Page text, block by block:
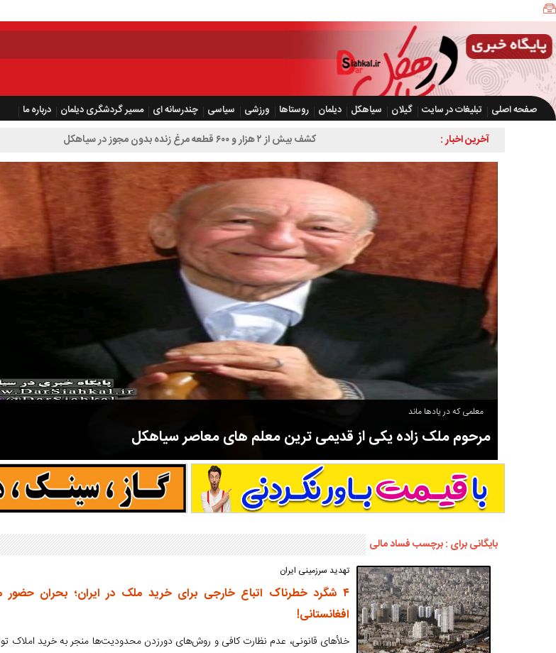
صفحه اصلی تبلیغات در سایت گیلان سیاهکل دیلمان روستاها ورزشی سیاسی چندرسانه ای مسیر گردشگری دیلمان
درباره ما
آخرین اخبار :
معلمی که در یادها ماند
مرحوم ملک زاده یکی از قدیمی ترین معلم های معاصر سیاهکل
مرحوم ملک زاده از سال ۱۳۲۷ شروع به تدریس در مدارس سیاهکل کرد و در ۳۱ سال خدمت خود، علاوه بر تدریس در
سوادآموزی و عضو موسس مدرسه اورنگ سیاهکل نیز بود و در سال ۱۳۵۸ بازنشست شد.
بایگانی برای : برچسب فساد مالی
تهدید سرزمینی ایران
۴ شگرد خطرناک اتباع خارجی برای خرید ملک در ایران؛ بحران حضور
افغانستانی!
خلأهای قانونی، عدم نظارت کافی و روش‌های دورزدن محدودیت‌ها منجر به خرید املاک